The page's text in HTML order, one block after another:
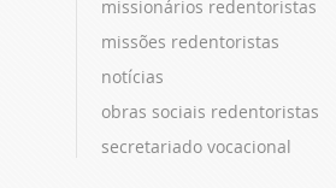
missionários redentoristas
missões redentoristas
notícias
obras sociais redentoristas
secretariado vocacional